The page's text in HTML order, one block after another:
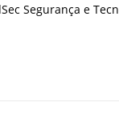
Segurança e